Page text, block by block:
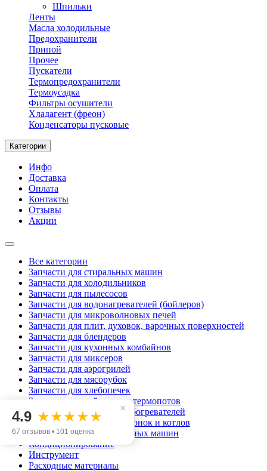
Шпильки
Ленты
Масла холодильные
Предохранители
Припой
Прочее
Пускатели
Термопредохранители
Термоусадка
Фильтры осушители
Хладагент (фреон)
Конденсаторы пусковые
Категории
Инфо
Доставка
Оплата
Контакты
Отзывы
Акции
Все категории
Запчасти для стиральных машин
Запчасти для холодильников
Запчасти для пылесосов
Запчасти для водонагревателей (бойлеров)
Запчасти для микроволновых печей
Запчасти для плит, духовок, варочных поверхностей
Запчасти для блендеров
Запчасти для кухонных комбайнов
Запчасти для миксеров
Запчасти для аэрогрилей
Запчасти для мясорубок
Запчасти для хлебопечек
Запчасти для чайников и термопотов
Запчасти для масляных обогревателей
Запчасти для газовых колонок и котлов
Запчасти для посудомоечных машин
Кондиционирование
Инструмент
Расходные материалы
×
4.9 ★★★★★
67 отзывов • 101 оценка